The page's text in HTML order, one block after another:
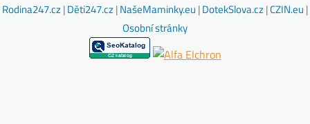
Rodina247.cz|Děti247.cz|NašeMaminky.eu |DotekSlova.cz|CZIN.eu |
Osobní stránky